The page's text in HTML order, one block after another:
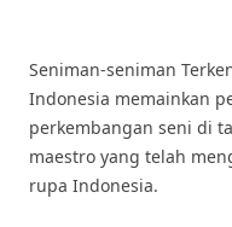
Seniman-seniman
Indonesia memainkan
perkembangan seni di
maestro yang telah
rupa Indonesia.